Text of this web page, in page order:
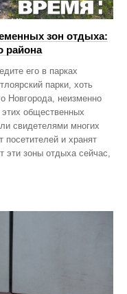
зон отдыха:
района
его в парках
парки, хоть
Новгорода, неизменно
общественных
свидетелями многих
посетителей и хранят
эти зоны отдыха сейчас,